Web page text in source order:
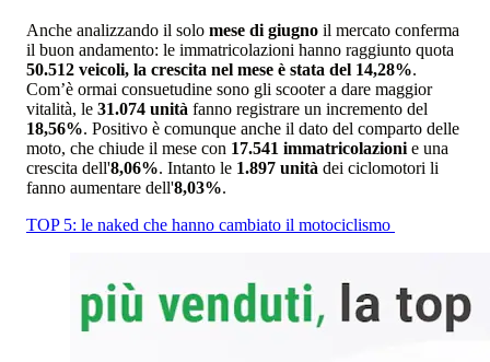
Anche analizzando il solo mese di giugno il mercato conferma
il buon andamento: le immatricolazioni hanno raggiunto quota
50.512 veicoli, la crescita nel mese è stata del 14,28%.
Com’è ormai consuetudine sono gli scooter a dare maggior
vitalità, le 31.074 unità fanno registrare un incremento del
18,56%. Positivo è comunque anche il dato del comparto delle
moto, che chiude il mese con 17.541 immatricolazionie una
crescita dell'8,06%. Intanto le 1.897 unità dei ciclomotori li
fanno aumentare dell'8,03%.
TOP 5: le naked che hanno cambiato il motociclismo